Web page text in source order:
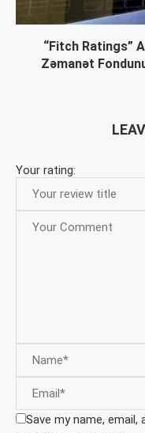
“Fitch Ratings”
Zəmanət
Your rating:
Save my name,